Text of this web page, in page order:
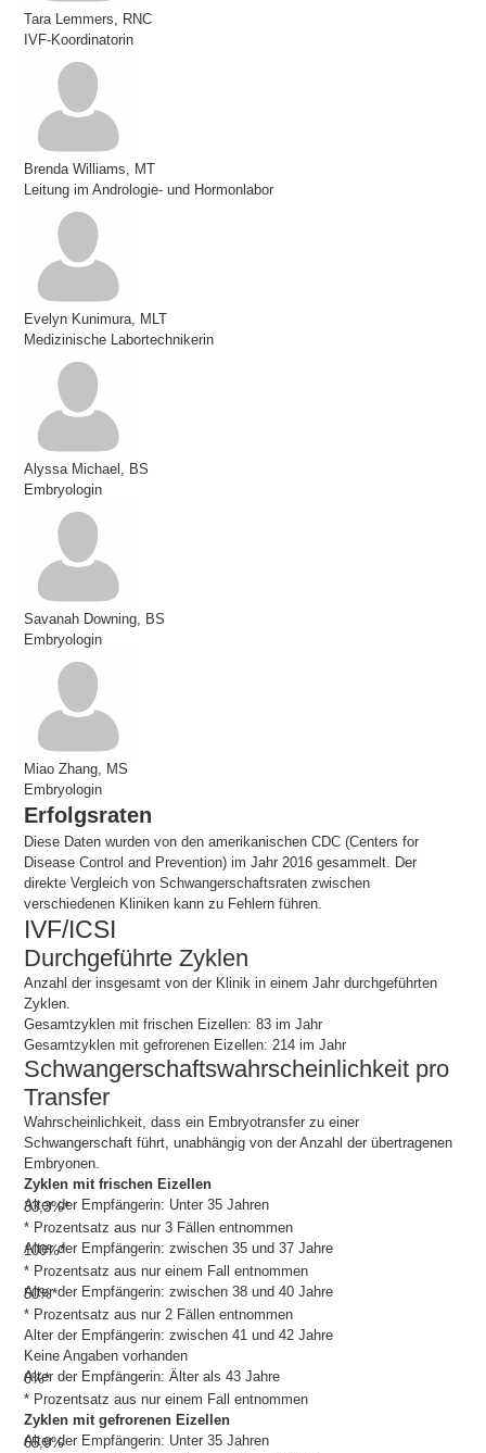
Tara Lemmers, RNC
IVF-Koordinatorin
Brenda Williams, MT
Leitung im Andrologie- und Hormonlabor
Evelyn Kunimura, MLT
Medizinische Labortechnikerin
Alyssa Michael, BS
Embryologin
Savanah Downing, BS
Embryologin
Miao Zhang, MS
Embryologin
Erfolgsraten
Diese Daten wurden von den amerikanischen CDC (Centers for
Disease Control and Prevention) im Jahr 2016 gesammelt. Der
direkte Vergleich von Schwangerschaftsraten zwischen
verschiedenen Kliniken kann zu Fehlern führen.
IVF/ICSI
Durchgeführte Zyklen
Anzahl der insgesamt von der Klinik in einem Jahr durchgeführten
Zyklen.
Gesamtzyklen mit frischen Eizellen:83 im Jahr
Gesamtzyklen mit gefrorenen Eizellen: 214 im Jahr
Schwangerschaftswahrscheinlichkeit pro
Transfer
Wahrscheinlichkeit, dass ein Embryotransfer zu einer
Schwangerschaft führt, unabhängig von der Anzahl der übertragenen
Embryonen.
Zyklen mit frischen Eizellen
Alter der Empfängerin: Unter 35 Jahren
33,3%*
* Prozentsatz aus nur 3 Fällen entnommen
Alter der Empfängerin: zwischen 35 und 37 Jahre
100%*
* Prozentsatz aus nur einem Fall entnommen
Alter der Empfängerin: zwischen 38 und 40 Jahre
50%*
* Prozentsatz aus nur 2 Fällen entnommen
Alter der Empfängerin: zwischen 41 und 42 Jahre
Keine Angaben vorhanden
Alter der Empfängerin: Älter als 43 Jahre
0%*
* Prozentsatz aus nur einem Fall entnommen
Zyklen mit gefrorenen Eizellen
Alter der Empfängerin: Unter 35 Jahren
65,9%